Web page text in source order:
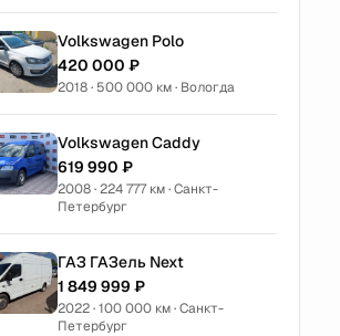
Volkswagen Polo
420 000 ₽
2018 · 500 000 км · Вологда
Volkswagen Caddy
619 990 ₽
2008 · 224 777 км · Санкт-
Петербург
ГАЗ ГАЗель Next
1 849 999 ₽
2022 · 100 000 км · Санкт-
Петербург